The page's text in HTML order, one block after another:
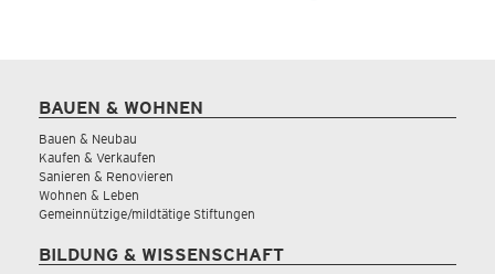
BAUEN & WOHNEN
Bauen & Neubau
Kaufen & Verkaufen
Sanieren & Renovieren
Wohnen & Leben
Gemeinnützige/mildtätige Stiftungen
BILDUNG & WISSENSCHAFT